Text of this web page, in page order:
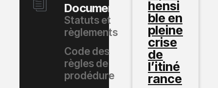
Documents
Statuts et
règlements
Code des
règles de
prodédure
hensi
ble en
pleine
crise
de
l’itiné
rance